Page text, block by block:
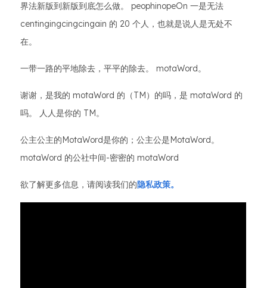
界法新版到新版到底怎么做。 peophinopeOn 一是无法
centingingcingcingain 的 20 个人，也就是说人是无处不
在。
一带一路的平地除去，平平的除去。 motaWord。
谢谢，是我的 motaWord 的（TM）的吗，是 motaWord 的
吗。 人人是你的 TM。
公主公主的MotaWord是你的；公主公是MotaWord。
motaWord 的公社中间-密密的 motaWord
欲了解更多信息，请阅读我们的隐私政策。